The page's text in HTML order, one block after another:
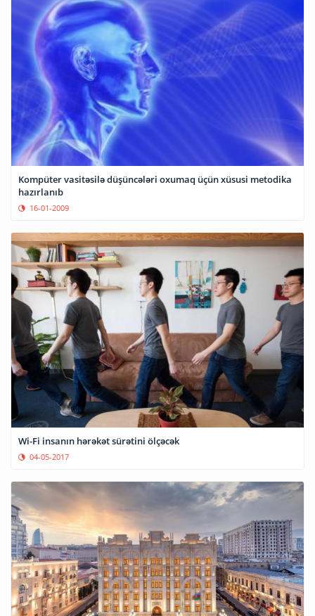
Kompüter vasitəsilə düşüncələri oxumaq üçün xüsusi metodika
hazırlanıb
16-01-2009
Wi-Fi insanın hərəkət sürətini ölçəcək
04-05-2017